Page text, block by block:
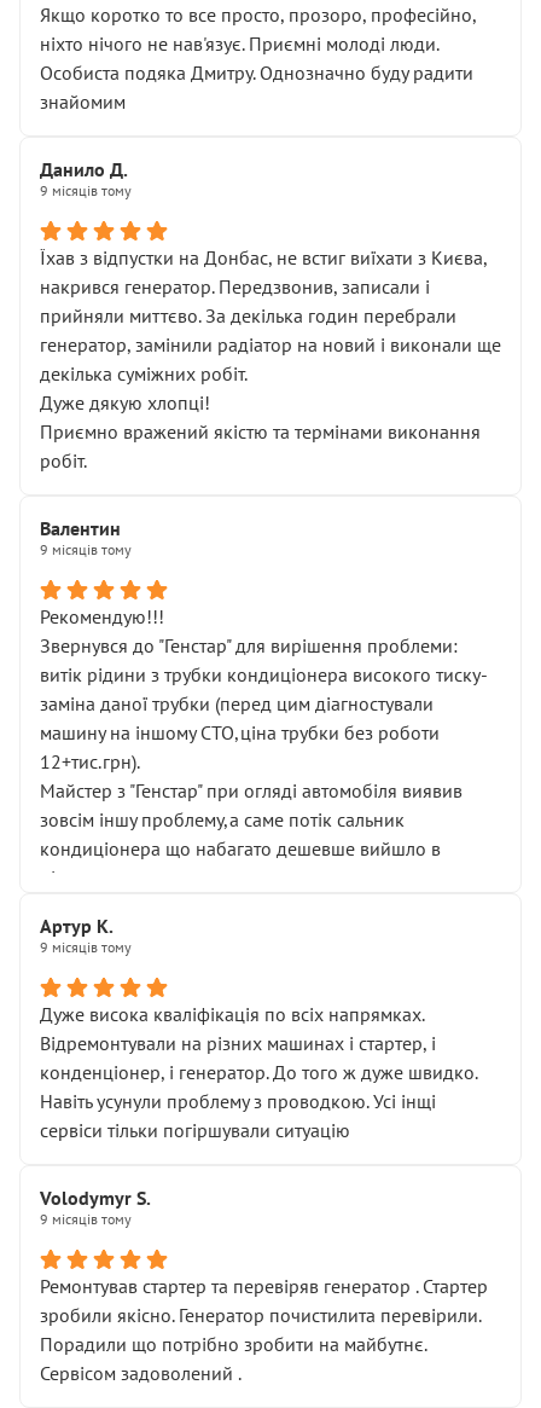
Якщо коротко то все просто, прозоро, професійно,
ніхто нічого не нав'язує. Приємні молоді люди.
Особиста подяка Дмитру. Однозначно буду радити
знайомим
Данило Д.
9 місяців тому
Їхав з відпустки на Донбас, не встиг виїхати з Києва,
накрився генератор. Передзвонив, записали і
прийняли миттєво. За декілька годин перебрали
генератор, замінили радіатор на новий і виконали ще
декілька суміжних робіт.
Дуже дякую хлопці!
Приємно вражений якістю та термінами виконання
робіт.
Валентин
9 місяців тому
Рекомендую!!!
Звернувся до "Генстар" для вирішення проблеми:
витік рідини з трубки кондиціонера високого тиску-
заміна даної трубки (перед цим діагностували
машину на іншому СТО,ціна трубки без роботи
12+тис.грн).
Майстер з "Генстар" при огляді автомобіля виявив
зовсім іншу проблему,а саме потік сальник
кондиціонера що набагато дешевше вийшло в
підсумку.
Артур К.
9 місяців тому
Дуже висока кваліфікація по всіх напрямках.
Відремонтували на різних машинах і стартер, і
конденціонер, і генератор. До того ж дуже швидко.
Навіть усунули проблему з проводкою. Усі інщі
сервіси тільки погіршували ситуацію
Volodymyr S.
9 місяців тому
Ремонтував стартер та перевіряв генератор . Стартер
зробили якісно. Генератор почистилита перевірили.
Порадили що потрібно зробити на майбутнє.
Сервісом задоволений .